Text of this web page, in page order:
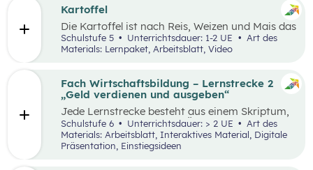
visuellem Input soll den Schüler:innen
hinterfragen, zu dekonstruieren und zu
rekonstruieren.
Kartoffel
Die Kartoffel ist nach Reis, Weizen und Mais das
viertwichtigste Grundnahrungsmittel der
Menschheit. Weltweit gibt es rund 5.000
anpassen. Die Unterrichtsmaterialien
behandeln einerseits gesellschaftliche sowie
naturräumliche Bedingungen der
landwirtschaftlichen Produktion. Wesentliche
Charakteristika der räumlichen Umwelt werden
am Fallbeispiel Kartoffel erhoben und
beschrieben.
Schulstufe 5 Unterrichtsdauer: 1-2 UE
Art des
Materials: Lernpaket, Arbeitsblatt, Video
Fach Wirtschaftsbildung – Lernstrecke 2
„Geld verdienen und ausgeben“
Jede Lernstrecke besteht aus einem Skriptum,
welches dazu dient einen Überblick über die
jeweilige Lernstrecke zu erhalten. Mit
dem eigenen Unterrichtsgegenstand
Wirtschaftsbildung erwerben Schüler:innen das
Schulstufe 6 Unterrichtsdauer: > 2 UE
Materials: Arbeitsblatt, Interaktives Material, Digitale
Präsentation, Einstiegsideen